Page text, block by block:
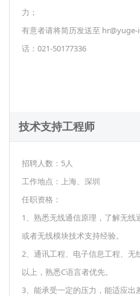
力；
有意者请将简历发送至
话：021-50177336
技术支持工程师
招聘人数：5人
工作地点：上海、深圳
任职资格：
1、熟悉无线通信原理，了解无
或者无线模块技术支持经验。
2、通讯工程、电子信息工程、
以上，熟悉C语言者优先。
3、能承受一定的压力，能适应出